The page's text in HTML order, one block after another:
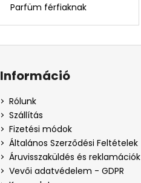
Parfüm férfiaknak
Információ
Rólunk
Szállítás
Fizetési módok
Általános Szerződési Feltételek
Áruvisszaküldés és reklamációk
Vevői adatvédelem - GDPR